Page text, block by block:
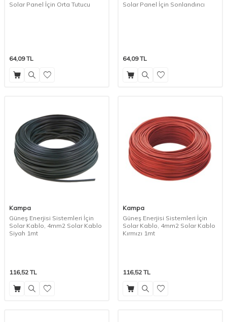
Solar Panel İçin Orta Tutucu
64,09TL
Solar Panel İçin Sonlandırıcı
64,09TL
Kampa
Güneş Enerjisi Sistemleri İçin
Solar Kablo, 4mm2 Solar Kablo
Siyah 1mt
116,52 TL
Kampa
Güneş Enerjisi Sistemleri İçin
Solar Kablo, 4mm2 Solar Kablo
Kırmızı 1mt
116,52 TL